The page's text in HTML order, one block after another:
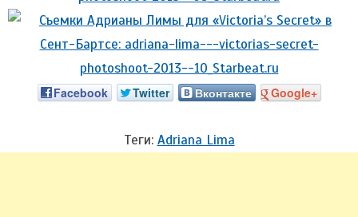
Facebook Twitter Вконтакте Google+
Теги: Adriana Lima